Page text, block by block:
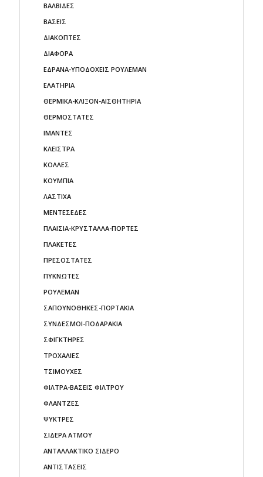
ΒΑΛΒΙΔΕΣ
ΒΑΣΕΙΣ
ΔΙΑΚΟΠΤΕΣ
ΔΙΑΦΟΡΑ
ΕΔΡΑΝΑ-ΥΠΟΔΟΧΕΙΣ ΡΟΥΛΕΜΑΝ
ΕΛΑΤΗΡΙΑ
ΘΕΡΜΙΚΑ-ΚΛΙΞΟΝ-ΑΙΣΘΗΤΗΡΙΑ
ΘΕΡΜΟΣΤΑΤΕΣ
ΙΜΑΝΤΕΣ
ΚΛΕΙΣΤΡΑ
ΚΟΛΛΕΣ
ΚΟΥΜΠΙΑ
ΛΑΣΤΙΧΑ
ΜΕΝΤΕΣΕΔΕΣ
ΠΛΑΙΣΙΑ-ΚΡΥΣΤΑΛΛΑ-ΠΟΡΤΕΣ
ΠΛΑΚΕΤΕΣ
ΠΡΕΣΟΣΤΑΤΕΣ
ΠΥΚΝΩΤΕΣ
ΡΟΥΛΕΜΑΝ
ΣΑΠΟΥΝΟΘΗΚΕΣ-ΠΟΡΤΑΚΙΑ
ΣΥΝΔΕΣΜΟΙ-ΠΟΔΑΡΑΚΙΑ
ΣΦΙΓΚΤΗΡΕΣ
ΤΡΟΧΑΛΙΕΣ
ΤΣΙΜΟΥΧΕΣ
ΦΙΛΤΡΑ-ΒΑΣΕΙΣ ΦΙΛΤΡΟΥ
ΦΛΑΝΤΖΕΣ
ΨΥΚΤΡΕΣ
ΣΙΔΕΡΑ ΑΤΜΟΥ
ΑΝΤΑΛΛΑΚΤΙΚΟ ΣΙΔΕΡΟ
ΑΝΤΙΣΤΑΣΕΙΣ